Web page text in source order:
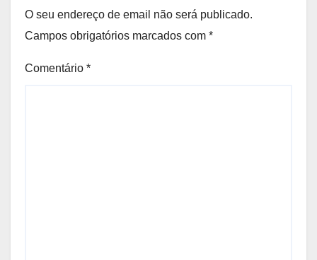
O seu endereço de email não será publicado.
Campos obrigatórios marcados com *
Comentário *